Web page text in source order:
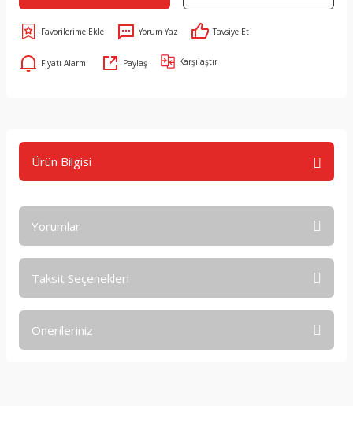
Yorum Yaz Tavsiye Et
Fiyatı Alarmı Paylaş Karşılaştır
Ürün Bilgisi
Yorumlar
Taksit Seçenekleri
Önerileriniz